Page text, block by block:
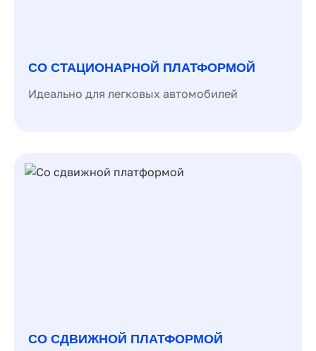
СО СТАЦИОНАРНОЙ ПЛАТФОРМОЙ
Идеально для легковых автомобилей
СО СДВИЖНОЙ ПЛАТФОРМОЙ